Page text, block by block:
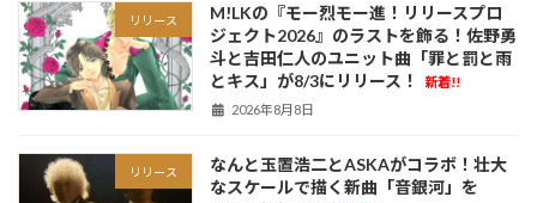
リリース
M!LKの『モー烈モー進！リリースプロ
ジェクト2026』のラストを飾る！佐野勇
斗と吉田仁人のユニット曲「罪と罰と雨
とキス」が8/3にリリース！
新着!!
2026年8月8日
リリース
なんと玉置浩二とASKAがコラボ！壮大
なスケールで描く新曲「音銀河」を